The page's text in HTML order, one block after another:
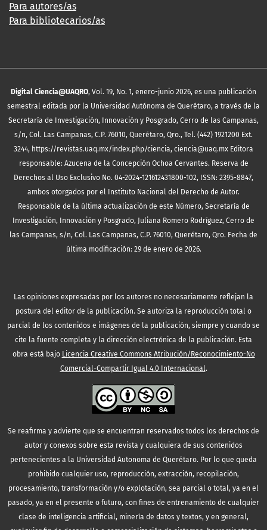
Para autores/as
Para bibliotecarios/as
Digital Ciencia@UAQRO, Vol. 19, No. 1, enero-junio 2026, es una publicación
semestral editada por la Universidad Autónoma de Querétaro, a través de la
Secretaría de Investigación, Innovación y Posgrado, Cerro de las Campanas,
s/n, Col. Las Campanas, C.P. 76010, Querétaro, Qro., Tel. (442) 1921200 Ext.
3244, https://revistas.uaq.mx/index.php/ciencia, ciencia@uaq.mx Editora
responsable: Azucena de la Concepción Ochoa Cervantes. Reserva de
Derechos al Uso Exclusivo No. 04-2024-121612431800-102, ISSN: 2395-8847,
ambos otorgados por el Instituto Nacional del Derecho de Autor.
Responsable de la última actualización de este Número, Secretaría de
Investigación, Innovación y Posgrado, Juliana Romero Rodríguez, Cerro de
las Campanas, s/n, Col. Las Campanas, C.P. 76010, Querétaro, Qro. Fecha de
última modificación: 29 de enero de 2026.
Las opiniones expresadas por los autores no necesariamente reflejan la
postura del editor de la publicación. Se autoriza la reproducción total o
parcial de los contenidos e imágenes de la publicación, siempre y cuando se
cite la fuente completa y la dirección electrónica de la publicación. Esta
obra está bajo Licencia Creative Commons Atribución/Reconocimiento-No
Comercial-Compartir Igual 4.0 Internacional.
Se reafirma y advierte que se encuentran reservados todos los derechos de
autor y conexos sobre esta revista y cualquiera de sus contenidos
pertenecientes a la Universidad Autonoma de Querétaro. Por lo que queda
prohibido cualquier uso, reproducción, extracción, recopilación,
procesamiento, transformación y/o explotación, sea parcial o total, ya en el
pasado, ya en el presente o futuro, con fines de entrenamiento de cualquier
clase de inteligencia artificial, minería de datos y textos, y en general,